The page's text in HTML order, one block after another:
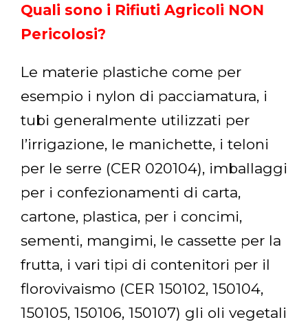
Quali sono i Rifiuti Agricoli NON
Pericolosi?
Le materie plastiche come per
esempio i nylon di pacciamatura, i
tubi generalmente utilizzati per
l’irrigazione, le manichette, i teloni
per le serre (CER 020104), imballaggi
per i confezionamenti di carta,
cartone, plastica, per i concimi,
sementi, mangimi, le cassette per la
frutta, i vari tipi di contenitori per il
florovivaismo (CER 150102, 150104,
150105, 150106, 150107) gli oli vegetali